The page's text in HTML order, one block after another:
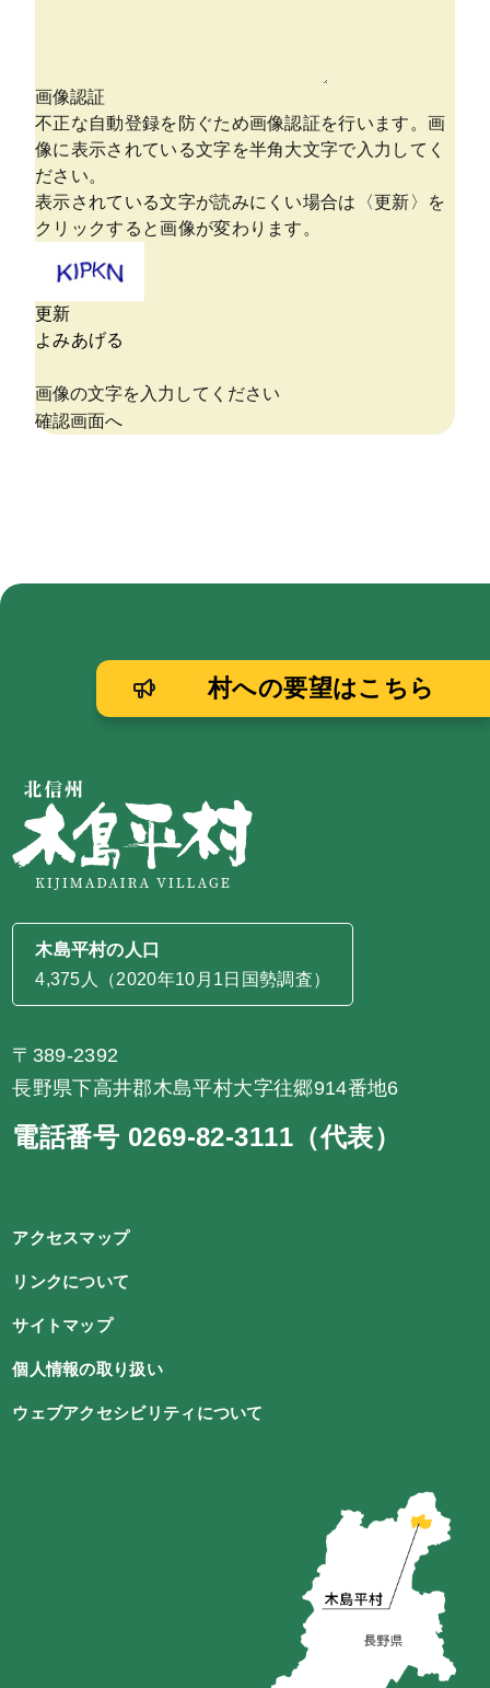
木島平村の人口
4,375人（2020年10月1日国勢調査）
〒389-2392
長野県下高井郡木島平村大字往郷914番地6
電話番号 0269-82-3111（代表）
村への要望はこちら
アクセスマップ
リンクについて
サイトマップ
個人情報の取り扱い
ウェブアクセシビリティについて